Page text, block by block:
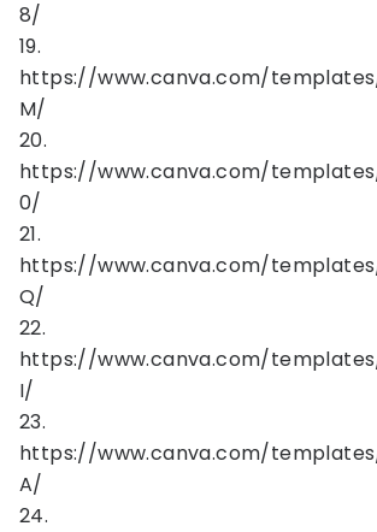
8/
19.
https://www.canva.com/templates/
M/
20.
https://www.canva.com/templates/
0/
21.
https://www.canva.com/
Q/
22.
https://www.canva.com/
I/
23.
https://www.canva.com/
A/
24.